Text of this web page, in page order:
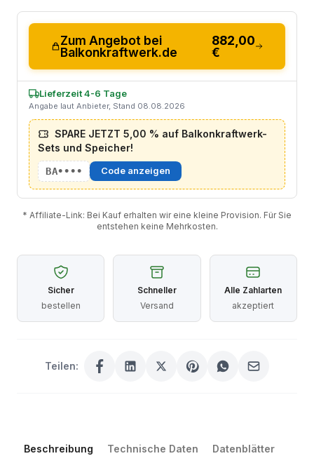
Zum Angebot bei
Balkonkraftwerk.de
882,00
€
Lieferzeit 4-6 Tage
Angabe laut Anbieter, Stand 08.08.2026
SPARE JETZT 5,00 % auf Balkonkraftwerk-
Sets und Speicher!
BA•••• Code anzeigen
* Affiliate-Link: Bei Kauf erhalten wir eine kleine Provision. Für Sie
entstehen keine Mehrkosten.
Sicher
bestellen
Schneller
Versand
Alle Zahlarten
akzeptiert
Teilen:
Beschreibung Technische Daten Datenblätter